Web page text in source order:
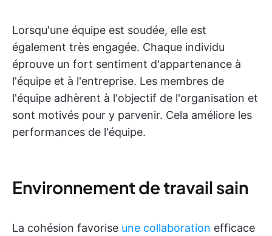
Lorsqu'une équipe est soudée, elle est
également très engagée. Chaque individu
éprouve un fort sentiment d'appartenance à
l'équipe et à l'entreprise. Les membres de
l'équipe adhèrent à l'objectif de l'organisation et
sont motivés pour y parvenir. Cela améliore les
performances de l'équipe.
Environnement de travail sain
La cohésion favorise une collaboration efficace